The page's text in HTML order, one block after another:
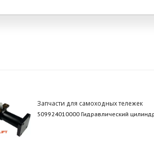
Запчасти для самоходных тележек
509924010000 Гидравлический